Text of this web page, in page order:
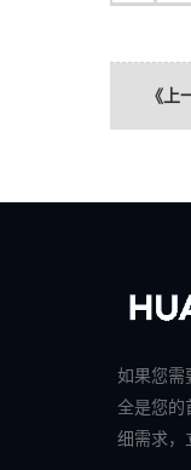
《上
如果您需
全是您的
细需求，